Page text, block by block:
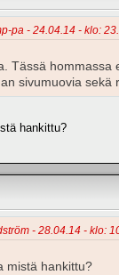
pa - 24.04.14 - klo:
Tässä
sivumuovia
hankittu?
- 28.04.14 - klo:
mistä hankittu?